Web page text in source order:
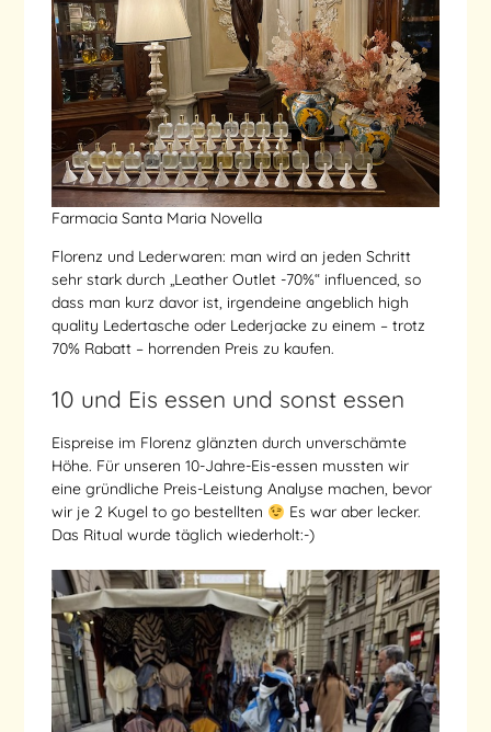
Farmacia Santa Maria Novella
Florenz und Lederwaren: man wird an jeden Schritt
sehr stark durch „Leather Outlet -70%“ influenced, so
dass man kurz davor ist, irgendeine angeblich high
quality Ledertasche oder Lederjacke zu einem – trotz
70% Rabatt – horrenden Preis zu kaufen.
10 und Eis essen und sonst essen
Eispreise im Florenz glänzten durch unverschämte
Höhe. Für unseren 10-Jahre-Eis-essen mussten wir
eine gründliche Preis-Leistung Analyse machen, bevor
wir je 2 Kugel to go bestellten
Es war aber lecker.
Das Ritual wurde täglich wiederholt:-)